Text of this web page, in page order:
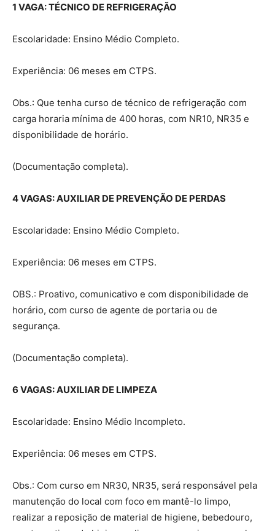
1 VAGA: TÉCNICO DE REFRIGERAÇÃO
Escolaridade: Ensino Médio Completo.
Experiência: 06 meses em CTPS.
Obs.: Que tenha curso de técnico de refrigeração com
carga horaria mínima de 400 horas, com NR10, NR35 e
disponibilidade de horário.
(Documentação completa).
4 VAGAS: AUXILIAR DE PREVENÇÃO DE PERDAS
Escolaridade: Ensino Médio Completo.
Experiência: 06 meses em CTPS.
OBS.: Proativo, comunicativo e com disponibilidade de
horário, com curso de agente de portaria ou de
segurança.
(Documentação completa).
6 VAGAS: AUXILIAR DE LIMPEZA
Escolaridade: Ensino Médio Incompleto.
Experiência: 06 meses em CTPS.
Obs.: Com curso em NR30, NR35, será responsável pela
manutenção do local com foco em mantê-lo limpo,
realizar a reposição de material de higiene, bebedouro,